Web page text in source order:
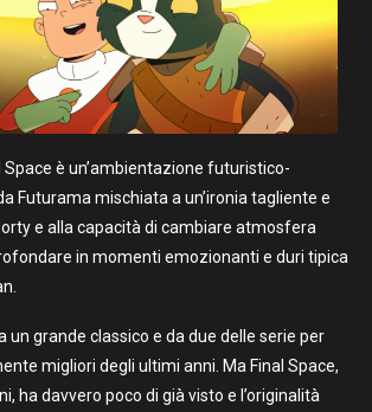
Space è un’ambientazione futuristico-
Futurama mischiata a un’ironia tagliente e
e alla capacità di cambiare atmosfera
in momenti emozionanti e duri tipica
un grande classico e da due delle serie per
migliori degli ultimi anni. Ma Final Space,
ha davvero poco di già visto e l’originalità